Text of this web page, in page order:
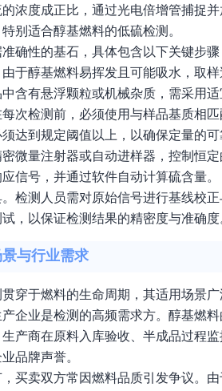
浓度成正比，通过光电倍增管捕捉
别适合醇基燃料的低硫检测。
确性的基石，具体包含以下关键步骤
于醇基燃料易挥发且可能吸水，取
含有悬浮颗粒或机械杂质，需采用
次检测前，必须使用与样品基质相
达到规定阈值以上，以确保定量的可
微量注射器或自动进样器，控制恒
信号，并通过软件自动计算硫含量。
检测人员需对原始信号进行基线校
，以保证检测结果的精密度与准确度
与行业需求
穿于燃料的生命周期，其适用场景
企业是检测的高频需求方。醇基燃
产商在原料入库验收、半成品过程
品牌声誉。
买卖双方常因燃料品质引发争议。